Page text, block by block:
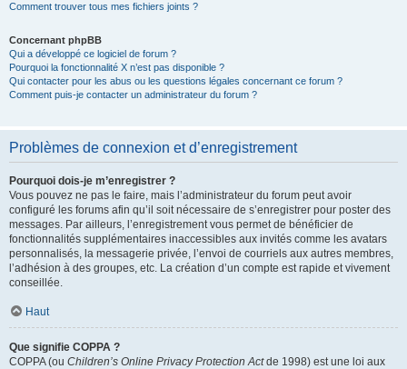
Comment trouver tous mes fichiers joints ?
Concernant phpBB
Qui a développé ce logiciel de forum ?
Pourquoi la fonctionnalité X n’est pas disponible ?
Qui contacter pour les abus ou les questions légales concernant ce forum ?
Comment puis-je contacter un administrateur du forum ?
Problèmes de connexion et d’enregistrement
Pourquoi dois-je m’enregistrer ?
Vous pouvez ne pas le faire, mais l’administrateur du forum peut avoir
configuré les forums afin qu’il soit nécessaire de s’enregistrer pour poster des
messages. Par ailleurs, l’enregistrement vous permet de bénéficier de
fonctionnalités supplémentaires inaccessibles aux invités comme les avatars
personnalisés, la messagerie privée, l’envoi de courriels aux autres membres,
l’adhésion à des groupes, etc. La création d’un compte est rapide et vivement
conseillée.
Haut
Que signifie COPPA ?
COPPA (ou Children’s Online Privacy Protection Actde 1998) est une loi aux